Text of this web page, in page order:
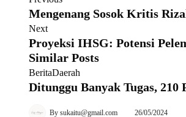
Mengenang Sosok Kritis
Next
Proyeksi IHSG: Potensi
Similar Posts
BeritaDaerah
Ditunggu Banyak Tugas,
By sukaitu@gmail.com 26/05/2024